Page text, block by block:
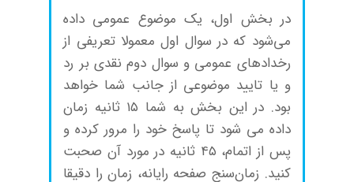
در بخش اول، یک موضوع عمومی داده
می‌شود که در سوال اول معمولا تعریفی از
رخدادهای عمومی و سوال دوم نقدی بر رد
و یا تایید موضوعی از جانب شما خواهد
بود. در این بخش به شما ۱۵ ثانیه زمان
داده می شود تا پاسخ خود را مرور کرده و
پس از اتمام، ۴۵ ثانیه در مورد آن صحبت
کنید. زمان‌سنج صفحه رایانه، زمان را دقیقا